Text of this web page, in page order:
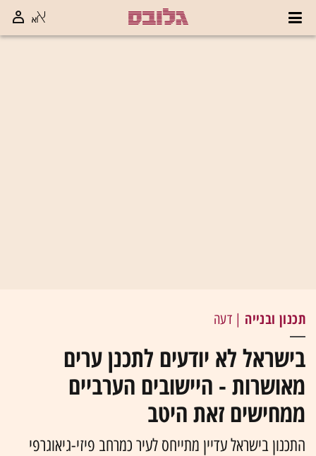
תכנון ובנייה | דעה
בישראל לא יודעים לתכנן ערים
מאושרות - היישובים הערביים
ממחישים זאת היטב
התכנון בישראל עדיין מתייחס לעיר כמרחב פיזי-גיאוגרפי